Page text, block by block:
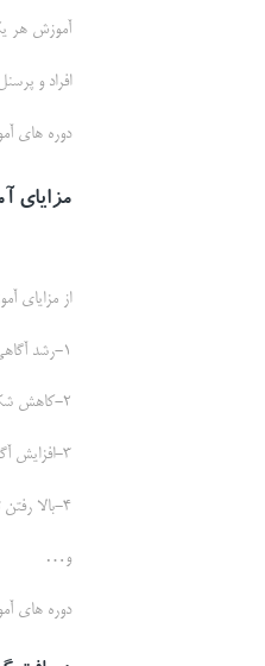
آموزش هر یک
افراد و
دوره های
مزایای
از مزایای
1-رشد آگاهی افراد
2-کاهش شکایات سازمان
3-افزایش آگاهی و فرهنگ افراد
4-بالا رفتن توانایی افراد جهت انجام مسئولیت های مختلف
و…
دوره های